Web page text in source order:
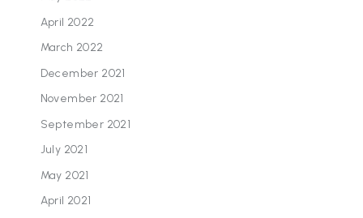
April 2022
March 2022
December 2021
November 2021
September 2021
July 2021
May 2021
April 2021